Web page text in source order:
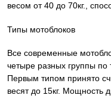
весом от 40 до 70кг.,
Типы мотоблоков
Все современные
четыре разных группы по
Первым типом принято
весят до 15кг. Мощность